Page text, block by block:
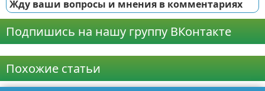
Жду ваши вопросы и мнения в комментариях
Подпишись на нашу группу ВКонтакте
Похожие статьи